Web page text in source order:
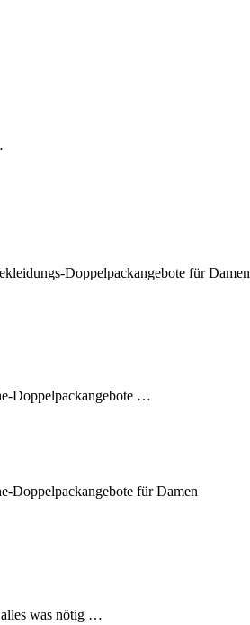
Doppelpackangebote für Damen
Doppelpackangebote …
Doppelpackangebote für Damen
alles was nötig …